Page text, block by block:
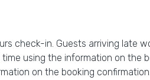
check-in. Guests arriving late
using the information on the
on the booking